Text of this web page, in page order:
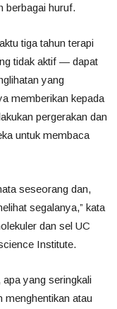
berbagai huruf.
tiga tahun terapi
tidak aktif — dapat
yang
memberikan kepada
pergerakan dan
untuk membaca
seseorang dan,
segalanya,” kata
dan sel UC
Institute.
apa yang seringkali
menghentikan atau